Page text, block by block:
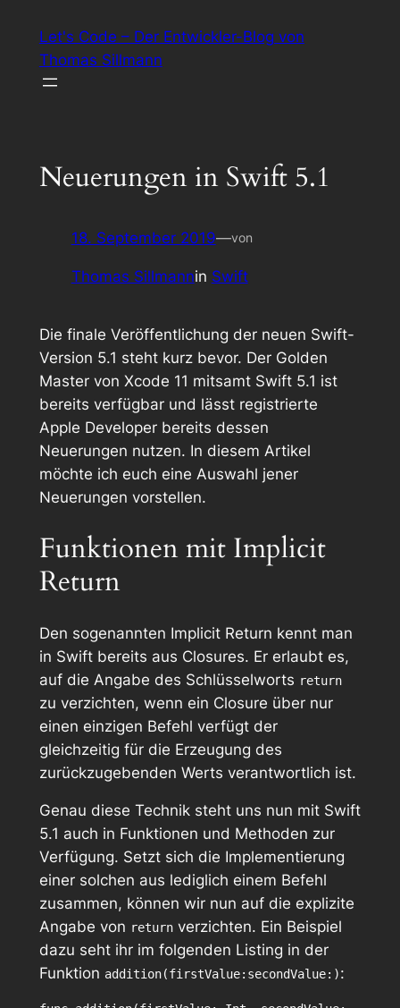
Inhalt
springen
Let's Code – Der Entwickler-Blog von
Thomas Sillmann
Neuerungen in Swift 5.1
18. September 2019—von
Thomas Sillmannin Swift
Die finale Veröffentlichung der neuen Swift-
Version 5.1 steht kurz bevor. Der Golden
Master von Xcode 11 mitsamt Swift 5.1 ist
bereits verfügbar und lässt registrierte
Apple Developer bereits dessen
Neuerungen nutzen. In diesem Artikel
möchte ich euch eine Auswahl jener
Neuerungen vorstellen.
Funktionen mit Implicit
Return
Den sogenannten Implicit Return kennt man
in Swift bereits aus Closures. Er erlaubt es,
auf die Angabe des Schlüsselworts return
zu verzichten, wenn ein Closure über nur
einen einzigen Befehl verfügt der
gleichzeitig für die Erzeugung des
zurückzugebenden Werts verantwortlich ist.
Genau diese Technik steht uns nun mit Swift
5.1 auch in Funktionen und Methoden zur
Verfügung. Setzt sich die Implementierung
einer solchen aus lediglich einem Befehl
zusammen, können wir nun auf die explizite
Angabe von returnverzichten. Ein Beispiel
dazu seht ihr im folgenden Listing in der
Funktion addition(firstValue:secondValue:):